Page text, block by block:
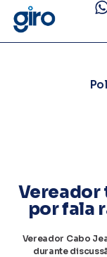
Vereador
por fala
Vereador Cabo
durante